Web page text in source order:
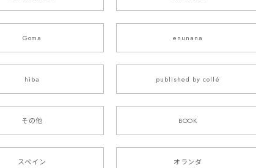
Goma enunana
hiba published by collé
その他 BOOK
スペイン オランダ